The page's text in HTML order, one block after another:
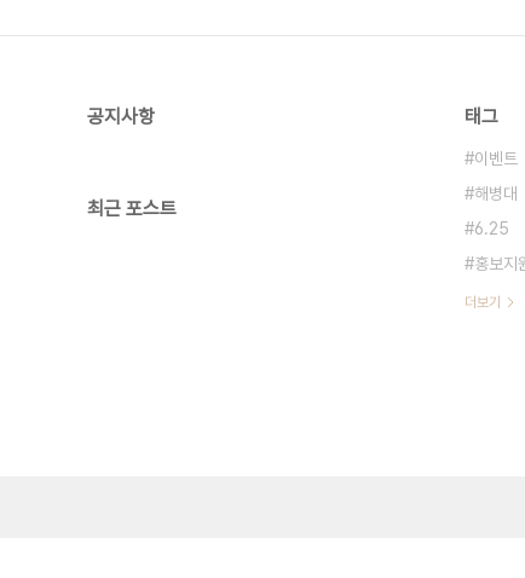
공지사항
최근 포스트
태그
이벤트
해병대
6.25
홍보지
더보기